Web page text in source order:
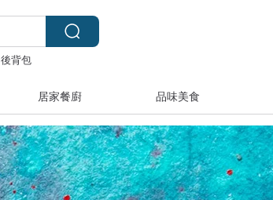
後背包
居家餐廚 品味美食